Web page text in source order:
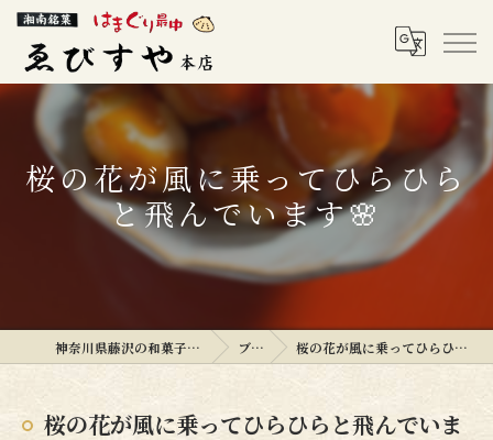
桜の花が風に乗ってひらひら
と飛んでいます🌸
神奈川県藤沢の和菓子ならゑびすや本店 ブログ 桜の花が風に乗ってひらひらと飛んでいます🌸
桜の花が風に乗ってひらひらと飛んでいま